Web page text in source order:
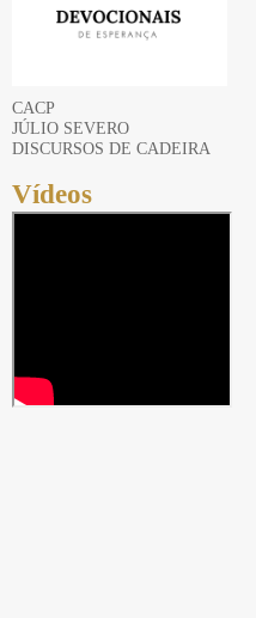
CACP
JÚLIO SEVERO
DISCURSOS DE CADEIRA
Vídeos